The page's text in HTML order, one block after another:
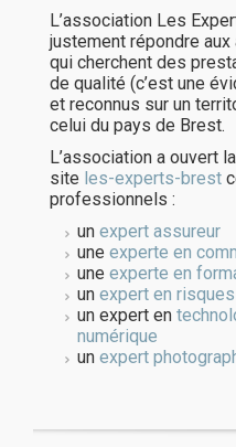
L’association Les
justement répondre
qui cherchent des
de qualité (c’est une
et reconnus sur un
celui du pays de Brest.
L’association a ouvert
site les-experts-brest
professionnels :
un expert assureur
une experte en
une experte en
un expert en risques
un expert en
numérique
un expert